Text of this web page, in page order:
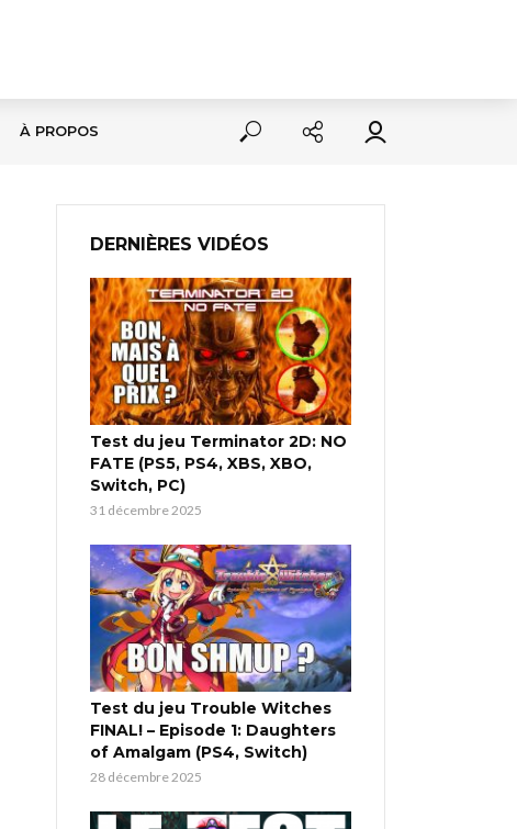
À PROPOS
DERNIÈRES VIDÉOS
Test du jeu Terminator 2D: NO
FATE (PS5, PS4, XBS, XBO,
Switch, PC)
31 décembre 2025
Test du jeu Trouble Witches
FINAL! – Episode 1: Daughters
of Amalgam (PS4, Switch)
28 décembre 2025